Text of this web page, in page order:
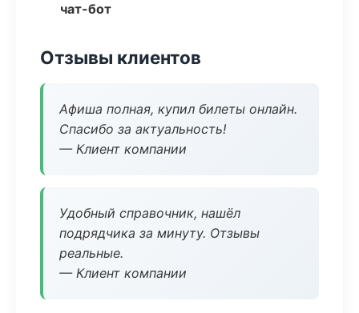
чат-бот
Отзывы клиентов
Афиша полная, купил билеты онлайн.
Спасибо за актуальность!
— Клиент компании
Удобный справочник, нашёл
подрядчика за минуту. Отзывы
реальные.
— Клиент компании